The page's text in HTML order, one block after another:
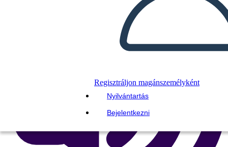
Regisztráljon magánszemélyként
Nyilvántartás
Bejelentkezni